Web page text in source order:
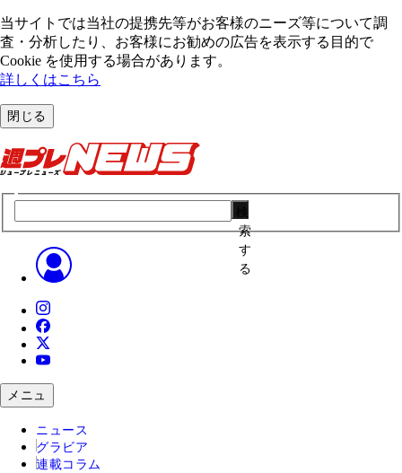
当サイトでは当社の提携先等がお客様のニーズ等について調
査・分析したり、お客様にお勧めの広告を表⽰する⽬的で
Cookie を使⽤する場合があります。
詳しくはこちら
閉じる
索
す
る
メニュ
ニュース
グラビア
連載コラム